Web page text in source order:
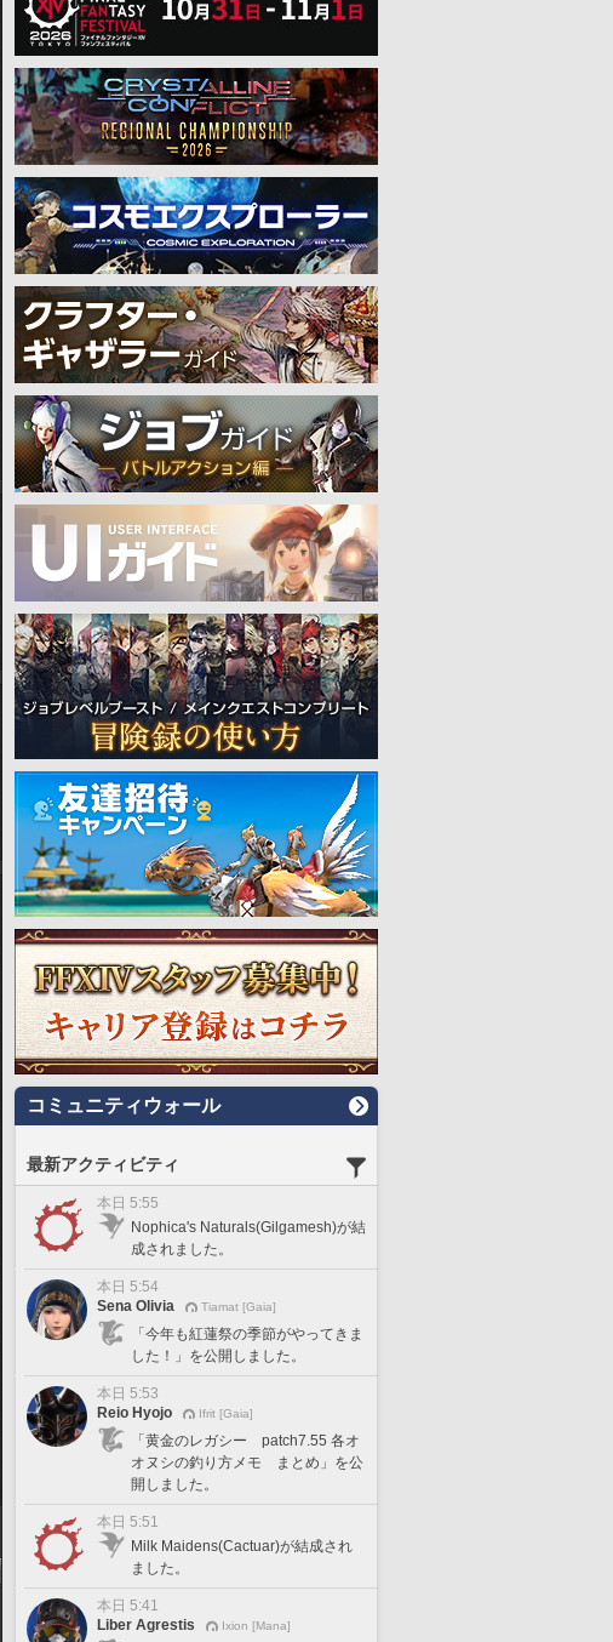
コミュニティウォール
最新アクティビティ
本日 5:55
Nophica's Naturals(Gilgamesh)が結
成されました。
本日 5:54
Sena Olivia
Tiamat [Gaia]
「今年も紅蓮祭の季節がやってきま
した！」を公開しました。
本日 5:53
Reio Hyojo
Ifrit [Gaia]
「黄金のレガシー patch7.55 各オ
オヌシの釣り方メモ まとめ」を公
開しました。
本日 5:51
Milk Maidens(Cactuar)が結成され
ました。
本日 5:41
Liber Agrestis
Ixion [Mana]